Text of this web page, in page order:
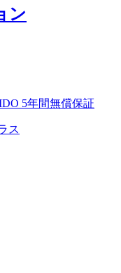
ン
5年間無償保証
ス